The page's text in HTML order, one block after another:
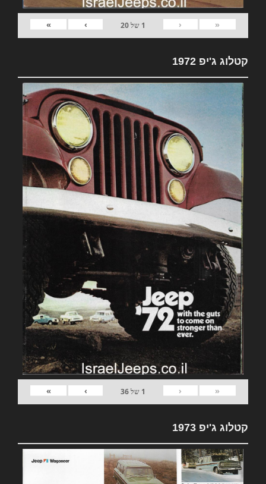
«
‹
1 של20
›
»
קטלוג ג'יפ 1972
«
‹
1 של36
›
»
קטלוג ג'יפ 1973